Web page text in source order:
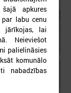
apkures
labu cenu
jārīkojas, lai
Neieviešot
palielināsies
komunālo
nabadzības